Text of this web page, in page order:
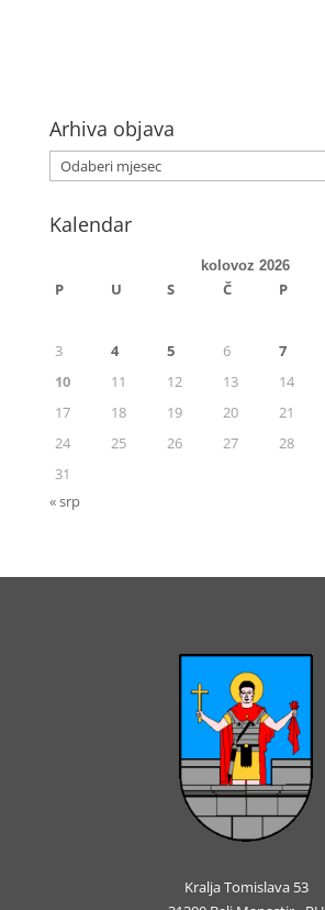
Arhiva objava
Kalendar
kolovoz 2026
P U S Č P
3
4 5 6 7
10
11 12 13 14
17
18 19 20 21
24
25 26 27 28
31
« srp
Kralja Tomislava 53